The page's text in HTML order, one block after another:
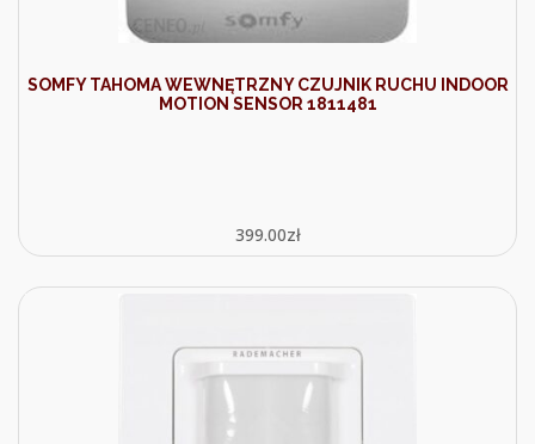
SOMFY TAHOMA WEWNĘTRZNY CZUJNIK RUCHU INDOOR
MOTION SENSOR 1811481
399.00zł